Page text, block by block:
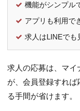
4
マ
イ
ナ
イ
ト
の
機能がシンプル
アプリも利用で
求人はLINEでも
求人の応募は、マイ
が、会員登録すれ
る手間が省けます。